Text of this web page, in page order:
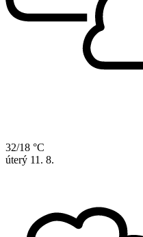
32/18 °C
úterý 11. 8.